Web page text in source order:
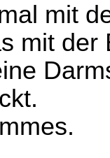
mit
mit der